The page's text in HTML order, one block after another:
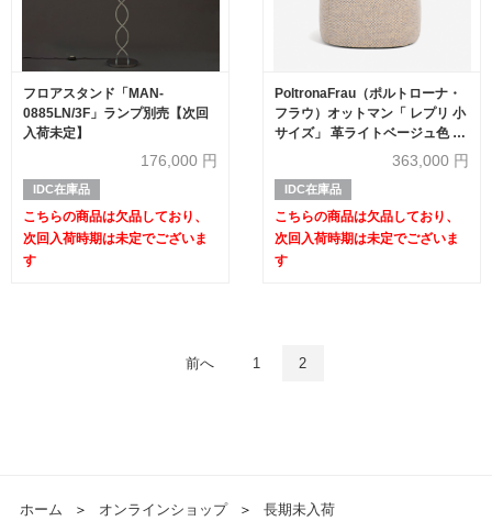
フロアスタンド「MAN-
0885LN/3F」ランプ別売【次回
入荷未定】
176,000 円
IDC在庫品
こちらの商品は欠品しており、
次回入荷時期は未定でございま
す
PoltronaFrau（ポルトローナ・
フラウ）オットマン「 レプリ 小
サイズ」 革ライトベージュ色 布
ベージュ色【次回入荷未定】
363,000 円
IDC在庫品
こちらの商品は欠品しており、
次回入荷時期は未定でございま
す
前へ 1 2
ホーム ＞ オンラインショップ ＞ 長期未入荷